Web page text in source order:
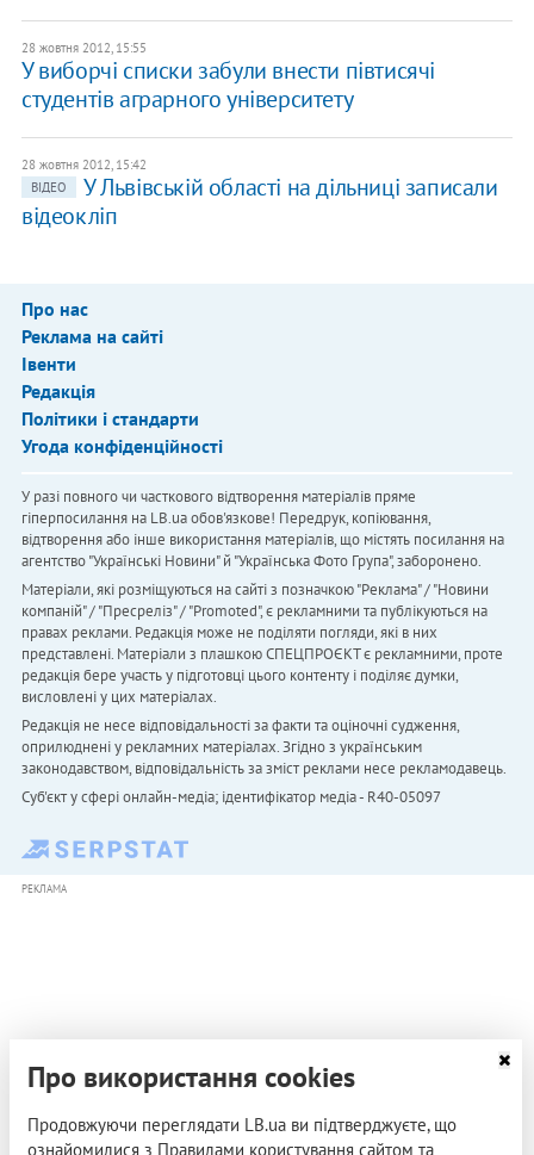
28 жовтня 2012, 15:55
У виборчі списки забули внести півтисячі
студентів аграрного університету
28 жовтня 2012, 15:42
ВІДЕО
У Львівській області на дільниці записали
відеокліп
Про нас
Реклама на сайті
Івенти
Редакція
Політики і стандарти
Угода конфіденційності
У разі повного чи часткового відтворення матеріалів пряме
гіперпосилання на LB.ua обов'язкове! Передрук, копіювання,
відтворення або інше використання матеріалів, що містять посилання на
агентство "Українськi Новини" й "Українська Фото Група", заборонено.
Матеріали, які розміщуються на сайті з позначкою "Реклама" / "Новини
компаній" / "Пресреліз" / "Promoted", є рекламними та публікуються на
правах реклами. Редакція може не поділяти погляди, які в них
представлені. Матеріали з плашкою СПЕЦПРОЄКТ є рекламними, проте
редакція бере участь у підготовці цього контенту і поділяє думки,
висловлені у цих матеріалах.
Редакція не несе відповідальності за факти та оціночні судження,
оприлюднені у рекламних матеріалах. Згідно з українським
законодавством, відповідальність за зміст реклами несе рекламодавець.
Cуб'єкт у сфері онлайн-медіа; ідентифікатор медіа - R40-05097
РЕКЛАМА
Про використання cookies
Продовжуючи переглядати LB.ua ви підтверджуєте, що
ознайомилися з Правилами користування сайтом та